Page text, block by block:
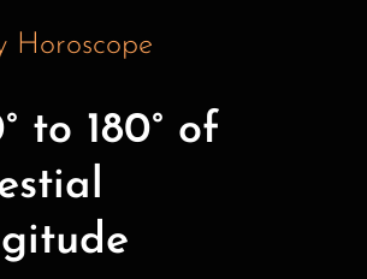
Horoscope
to 180° of